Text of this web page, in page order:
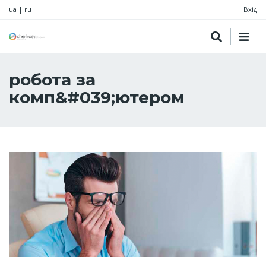
ua | ru Вхід
робота за
комп&#039;ютером